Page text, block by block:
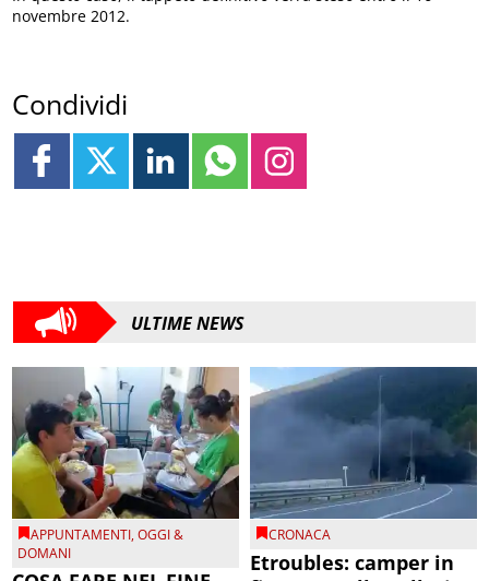
novembre 2012.
Condividi
ULTIME NEWS
APPUNTAMENTI,OGGI &
DOMANI
CRONACA
Etroubles: camper in